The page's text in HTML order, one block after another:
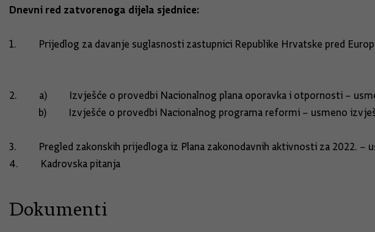
Dnevni red zatvorenoga dijela sjednice:
1. Prijedlog za davanje suglasnosti zastupnici Republike Hrvatske pred
2. a) Izvješće o provedbi Nacionalnog plana oporavka i otpornosti –
b) Izvješće o provedbi Nacionalnog programa reformi – usmeno
3. Pregled zakonskih prijedloga iz Plana
4. Kadrovska pitanja
Dokumenti